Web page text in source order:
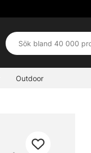
Outdoor